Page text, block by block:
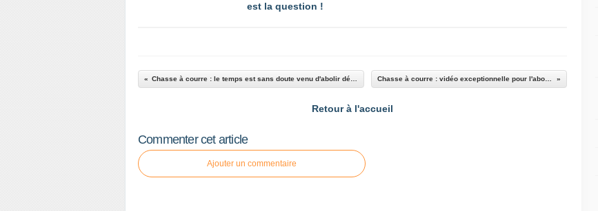
est la question !
Chasse à courre : vidéo exceptionnelle pour l'abolition de la chasse à courre
Retour à l'accueil
Commenter cet article
Ajouter un commentaire